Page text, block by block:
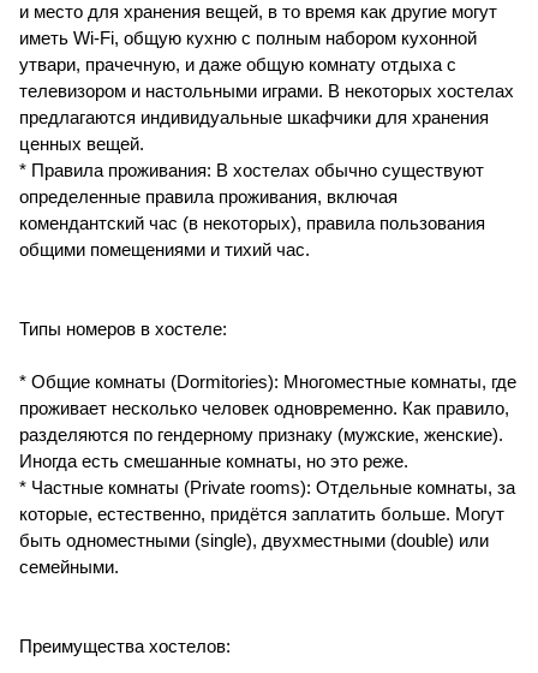
и место для хранения вещей, в то время как другие могут
иметь Wi-Fi, общую кухню с полным набором кухонной
утвари, прачечную, и даже общую комнату отдыха с
телевизором и настольными играми. В некоторых хостелах
предлагаются индивидуальные шкафчики для хранения
ценных вещей.
* Правила проживания: В хостелах обычно существуют
определенные правила проживания, включая
комендантский час (в некоторых), правила пользования
общими помещениями и тихий час.
Типы номеров в хостеле:
* Общие комнаты (Dormitories): Многоместные комнаты, где
проживает несколько человек одновременно. Как правило,
разделяются по гендерному признаку (мужские, женские).
Иногда есть смешанные комнаты, но это реже.
* Частные комнаты (Private rooms): Отдельные комнаты, за
которые, естественно, придётся заплатить больше. Могут
быть одноместными (single), двухместными (double) или
семейными.
Преимущества хостелов: